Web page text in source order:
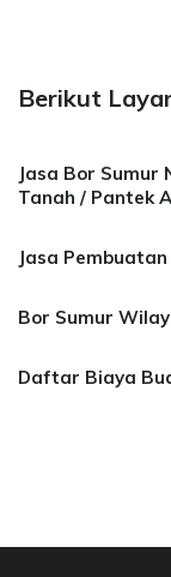
Berikut
Jasa Bor Sumur
Tanah / Pantek
Jasa
Bor Sumur
Daftar Biaya